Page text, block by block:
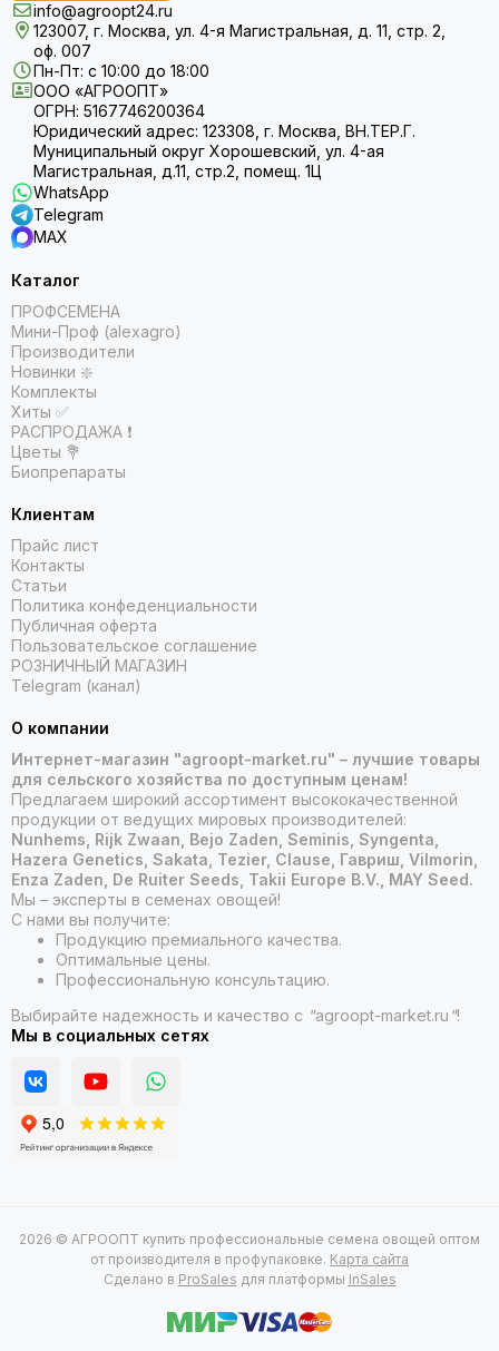
info@agroopt24.ru
123007, г. Москва, ул. 4-я Магистральная, д. 11, стр. 2,
оф. 007
Пн-Пт: с 10:00 до 18:00
ООО «АГРООПТ»
ОГРН: 5167746200364
Юридический адрес: 123308, г. Москва, ВН.ТЕР.Г.
Муниципальный округ Хорошевский, ул. 4-ая
Магистральная, д.11, стр.2, помещ. 1Ц
WhatsApp
Telegram
MAX
Каталог
ПРОФСЕМЕНА
Мини-Проф (alexagro)
Производители
Новинки ❇️
Комплекты
Хиты ✅
РАСПРОДАЖА ❗️
Цветы 💐
Биопрепараты
Клиентам
Прайс лист
Контакты
Статьи
Политика конфеденциальности
Публичная оферта
Пользовательское соглашение
РОЗНИЧНЫЙ МАГАЗИН
Telegram (канал)
О компании
Интернет-магазин "agroopt-market.ru" – лучшие товары
для сельского хозяйства по доступным ценам!
Предлагаем широкий ассортимент высококачественной
продукции от ведущих мировых производителей:
Nunhems, Rijk Zwaan, Bejo Zaden, Seminis, Syngenta,
Hazera Genetics, Sakata, Tezier, Clause, Гавриш, Vilmorin,
Enza Zaden, De Ruiter Seeds, Takii Europe B.V., MAY Seed.
Мы – эксперты в семенах овощей!
С нами вы получите:
Продукцию премиального качества.
Оптимальные цены.
Профессиональную консультацию.
Выбирайте надежность и качество с "agroopt-market.ru "!
Мы в социальных сетях
2026 © АГРООПТ купить профессиональные семена овощей оптом
от производителя в профупаковке. Карта сайта
Сделано в ProSales для платформы InSales